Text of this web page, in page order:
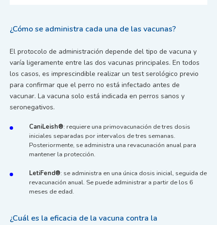
¿Cómo se administra cada una de las vacunas?
El protocolo de administración depende del tipo de vacuna y
varía ligeramente entre las dos vacunas principales. En todos
los casos, es imprescindible realizar un test serológico previo
para confirmar que el perro no está infectado antes de
vacunar. La vacuna solo está indicada en perros sanos y
seronegativos.
CaniLeish®: requiere una primovacunación de tres dosis
iniciales separadas por intervalos de tres semanas.
Posteriormente, se administra una revacunación anual para
mantener la protección.
LetiFend®: se administra en una única dosis inicial, seguida de
revacunación anual. Se puede administrar a partir de los 6
meses de edad.
¿Cuál es la eficacia de la vacuna contra la